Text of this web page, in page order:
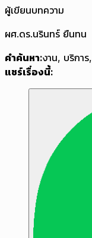
ผู้เขียนบทความ
ผศ.ดร.นรินทร์ ยืนทน
คำค้นหา:งาน, บริการ,
แชร์เรื่องนี้: